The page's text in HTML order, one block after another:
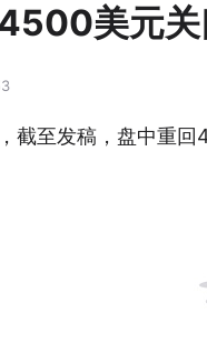
美元
截至发稿，盘中重